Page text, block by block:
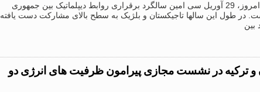
دوشنبه، 29.04.2022 /”خاور”/. امروز، 29 آوریل سی امین سالگرد برقراری روابط دیپلماتیک بین جمهوری
در طول این سالها تاجیکستان و بلژیک به سطح بالای مشارکت دست یافته
بین
و ترکیه در نشست مجازی پیرامون ظرفیت های انرژی دو